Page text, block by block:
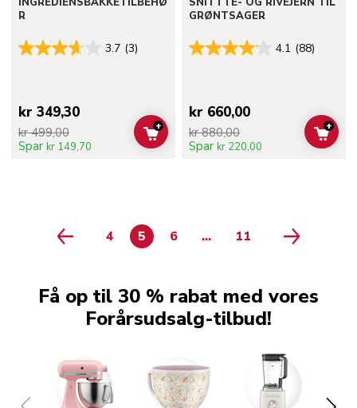
R
3.7 (3)
kr 349,30
kr 499,00
Spar kr 149,70
ADD TO CART
+
GRØNTSAGER
4.1 (88)
kr 660,00
kr 880,00
Spar kr 220,00
ADD
+
PAGE
4 PAGE
5 PAGE
6 page 7
page 8
page 9
page 10
... PAGE
11
Få op til 30 % rabat med vores
Forårsudsalg-tilbud!